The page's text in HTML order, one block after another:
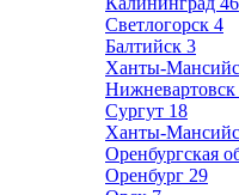
Светлогорск 4
Балтийск 3
Ханты-
Нижневартовск
Сургут 18
Ханты-
Оренбургская
Оренбург 29